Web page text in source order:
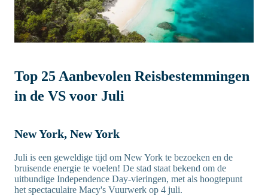
Top 25 Aanbevolen Reisbestemmingen
in de VS voor Juli
New York, New York
Juli is een geweldige tijd om New York te bezoeken en de
bruisende energie te voelen! De stad staat bekend om de
uitbundige Independence Day-vieringen, met als hoogtepunt
het spectaculaire Macy's Vuurwerk op 4 juli.